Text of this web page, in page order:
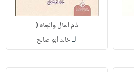
ذم المال والجاه (
لـخالد أبو صالح